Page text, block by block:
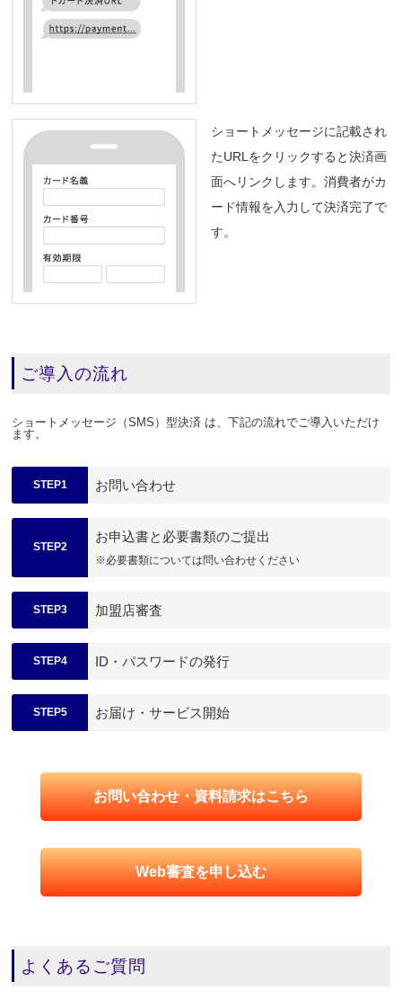
ショートメッセージに記載され
たURLをクリックすると決済画
面へリンクします。消費者がカ
ード情報を入力して決済完了で
す。
ご導入の流れ
ショートメッセージ（SMS）型決済 は、下記の流れでご導入いただけ
ます。
STEP1 お問い合わせ
STEP2
お申込書と必要書類のご提出
※必要書類については問い合わせください
STEP3 加盟店審査
STEP4 ID・パスワードの発行
STEP5 お届け・サービス開始
お問い合わせ・資料請求はこちら
Web審査を申し込む
よくあるご質問